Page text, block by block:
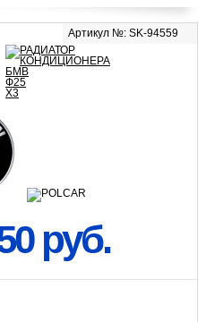
Артикул №: SK-94559
руб.